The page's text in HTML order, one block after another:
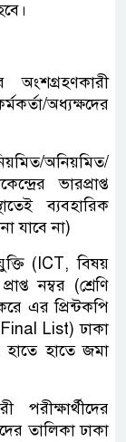
অধ্যক্ষদের
অনিয়মিত/
ভারপ্রাপ্ত
ব্যবহারিক
যাবে না)
(ICT, বিষয়
নম্বর (শ্রেণি
এর প্রিন্টকপি
List) ঢাকা
হাতে হাতে জমা
তালিকা ঢাকা